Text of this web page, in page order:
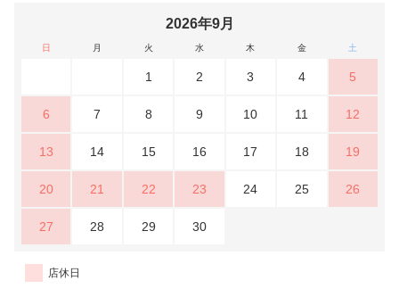
2026年9月
日 月 火 水 木 金 土
1 2 3 4 5
6 7 8 9 10 11 12
13 14 15 16 17 18 19
20 21 22 23 24 25 26
27 28 29 30
店休日